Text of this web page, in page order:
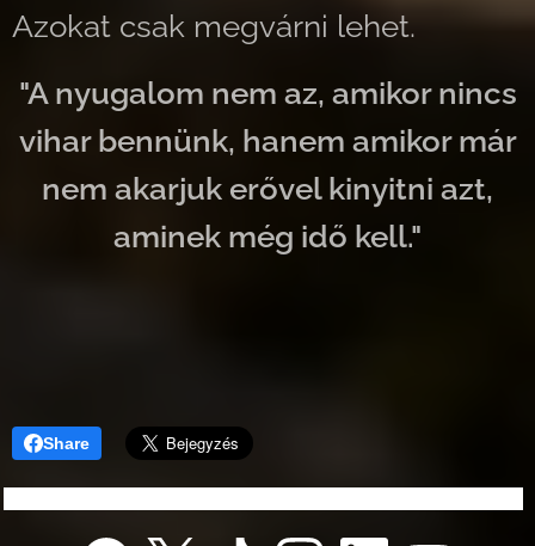
Azokat csak megvárni lehet.
"A nyugalom nem az, amikor nincs
vihar bennünk, hanem amikor már
nem akarjuk erővel kinyitni azt,
aminek még idő kell."
Share